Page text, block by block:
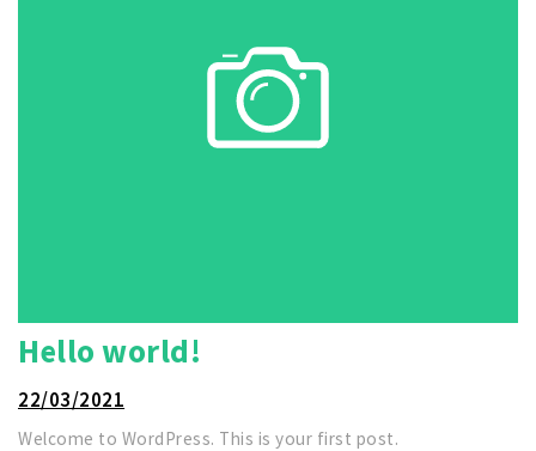
Hello world!
22/03/2021
Welcome to WordPress. This is your first post.